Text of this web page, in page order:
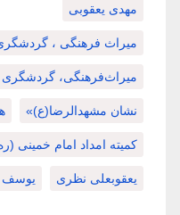
مهدی یعقوبی
میراث فرهنگی ،
میراث‌فرهنگی،
نشان مشهدالرضا(ع)»
کمیته امداد امام خمینی
یعقوبعلی نظری یوسف